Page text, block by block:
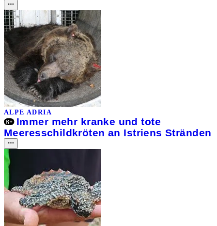
ALPE ADRIA
Immer mehr kranke und tote
Meeresschildkröten an Istriens Stränden